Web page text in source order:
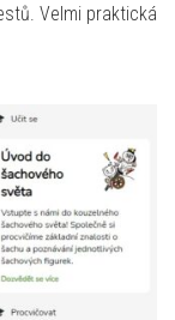
Velmi praktická